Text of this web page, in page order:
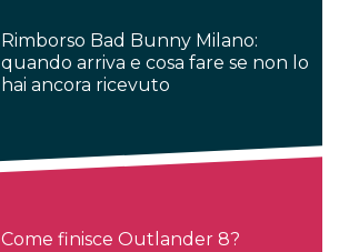
Rimborso Bad Bunny Milano:
quando arriva e cosa fare se non lo
hai ancora ricevuto
Come finisce Outlander 8?